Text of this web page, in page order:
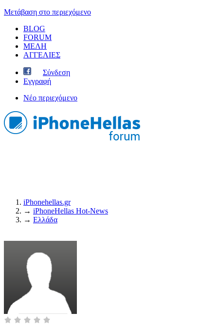
Μετάβαση στο περιεχόμενο
BLOG
FORUM
ΜΕΛΗ
ΑΓΓΕΛΙΕΣ
Σύνδεση
Εγγραφή
Νέο περιεχόμενο
iPhonehellas.gr
→ iPhoneHellas Ηot-News
→ Ελλάδα